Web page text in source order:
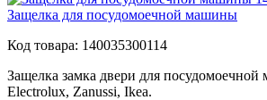
Защелка для посудомоечной машины
Код товара: 140035300114
Защелка замка двери для
Electrolux, Zanussi, Ikea.